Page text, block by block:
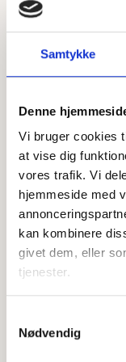
Samtykke
Denne
Vi bruger cookies
at vise dig
vores trafik. Vi
hjemmeside med
kan kombinere
givet dem, eller
tjenester.
Nødvendig
for at skræddersy
Uanset om det er
Vores designere
vores snedkere
har stor erfaring
så har du en sjov
virkelighed, er du
meget, som ikke
sætter grænser.
Har du ikke idéen
hjælpe der. Vi har
disse produkter
forhold til, hvilke